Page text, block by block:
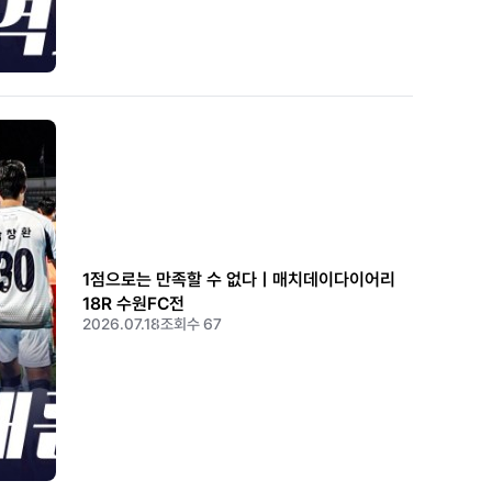
1점으로는 만족할 수 없다ㅣ매치데이다이어리
18R 수원FC전
2026.07.18조회수 67